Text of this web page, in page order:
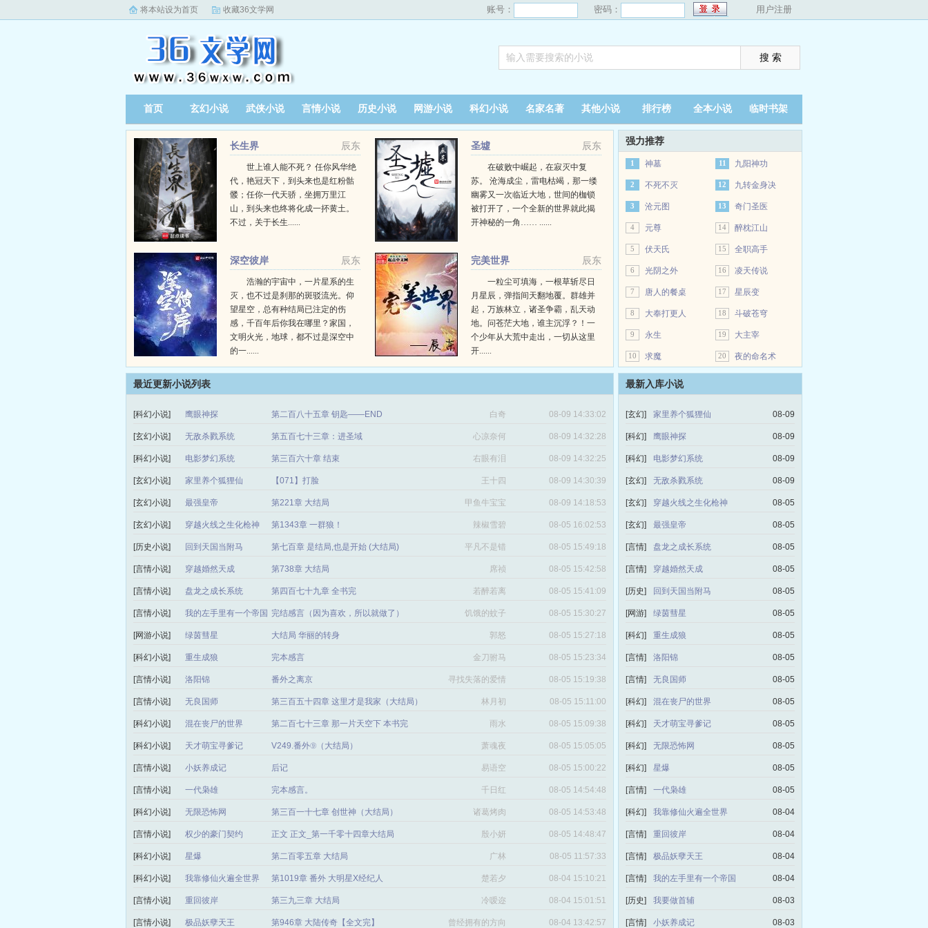
将本站设为首页 收藏36文学网 账号： 密码： 用户注册
首页 玄幻小说 武侠小说 言情小说 历史小说 网游小说 科幻小说 名家名著 其他小说 排行榜 全本小说 临时书架
辰东
长生界
世上谁人能不死？ 任你风华绝
代，艳冠天下，到头来也是红粉骷
髅；任你一代天骄，坐拥万里江
山，到头来也终将化成一抔黄土。
不过，关于长生......
辰东
圣墟
在破败中崛起，在寂灭中复
苏。 沧海成尘，雷电枯竭，那一缕
幽雾又一次临近大地，世间的枷锁
被打开了，一个全新的世界就此揭
开神秘的一角…… ......
辰东
深空彼岸
浩瀚的宇宙中，一片星系的生
灭，也不过是刹那的斑驳流光。仰
望星空，总有种结局已注定的伤
感，千百年后你我在哪里？家国，
文明火光，地球，都不过是深空中
的一......
辰东
完美世界
一粒尘可填海，一根草斩尽日
月星辰，弹指间天翻地覆。群雄并
起，万族林立，诸圣争霸，乱天动
地。问苍茫大地，谁主沉浮？！一
个少年从大荒中走出，一切从这里
开......
强力推荐
1 神墓
2 不死不灭
3 沧元图
4 元尊
5 伏天氏
6 光阴之外
7 唐人的餐桌
8 大奉打更人
9 永生
10 求魔
11 九阳神功
12 九转金身决
13 奇门圣医
14 醉枕江山
15 全职高手
16 凌天传说
17 星辰变
18 斗破苍穹
19 大主宰
20 夜的命名术
最近更新小说列表
[科幻小说] 鹰眼神探 第二百八十五章 钥匙——END 白奇 08-09 14:33:02
[玄幻小说] 无敌杀戮系统 第五百七十三章：进圣域 心凉奈何 08-09 14:32:28
[科幻小说] 电影梦幻系统 第三百六十章 结束 右眼有泪 08-09 14:32:25
[玄幻小说] 家里养个狐狸仙 【071】打脸 王十四 08-09 14:30:39
[玄幻小说] 最强皇帝 第221章 大结局 甲鱼牛宝宝 08-09 14:18:53
[玄幻小说] 穿越火线之生化枪神 第1343章 一群狼！ 辣椒雪碧 08-05 16:02:53
[历史小说] 回到天国当附马 第七百章 是结局,也是开始 (大结局) 平凡不是错 08-05 15:49:18
[言情小说] 穿越婚然天成 第738章 大结局 席祯 08-05 15:42:58
[言情小说] 盘龙之成长系统 第四百七十九章 全书完 若醉若离 08-05 15:41:09
[言情小说] 我的左手里有一个帝国 完结感言（因为喜欢，所以就做了） 饥饿的蚊子 08-05 15:30:27
[网游小说] 绿茵彗星 大结局 华丽的转身 郭怒 08-05 15:27:18
[科幻小说] 重生成狼 完本感言 金刀驸马 08-05 15:23:34
[言情小说] 洛阳锦 番外之离京 寻找失落的爱情 08-05 15:19:38
[言情小说] 无良国师 第三百五十四章 这里才是我家（大结局） 林月初 08-05 15:11:00
[科幻小说] 混在丧尸的世界 第二百七十三章 那一片天空下 本书完 雨水 08-05 15:09:38
[科幻小说] 天才萌宝寻爹记 V249.番外⑨（大结局） 萧魂夜 08-05 15:05:05
[言情小说] 小妖养成记 后记 易语空 08-05 15:00:22
[言情小说] 一代枭雄 完本感言。 千日红 08-05 14:54:48
[科幻小说] 无限恐怖网 第三百一十七章 创世神（大结局） 诸葛烤肉 08-05 14:53:48
[言情小说] 权少的豪门契约 正文 正文_第一千零十四章大结局 殷小妍 08-05 14:48:47
[科幻小说] 星爆 第二百零五章 大结局 广林 08-05 11:57:33
[科幻小说] 我靠修仙火遍全世界 第1019章 番外 大明星X经纪人 楚若夕 08-04 15:10:21
[言情小说] 重回彼岸 第三九三章 大结局 冷嗳迩 08-04 15:01:51
[言情小说] 极品妖孽天王 第946章 大陆传奇【全文完】 曾经拥有的方向 08-04 13:42:57
最新入库小说
[玄幻] 家里养个狐狸仙 08-09
[科幻] 鹰眼神探 08-09
[科幻] 电影梦幻系统 08-09
[玄幻] 无敌杀戮系统 08-09
[玄幻] 穿越火线之生化枪神 08-05
[玄幻] 最强皇帝 08-05
[言情] 盘龙之成长系统 08-05
[言情] 穿越婚然天成 08-05
[历史] 回到天国当附马 08-05
[网游] 绿茵彗星 08-05
[科幻] 重生成狼 08-05
[言情] 洛阳锦 08-05
[言情] 无良国师 08-05
[科幻] 混在丧尸的世界 08-05
[科幻] 天才萌宝寻爹记 08-05
[科幻] 无限恐怖网 08-05
[科幻] 星爆 08-05
[言情] 一代枭雄 08-05
[科幻] 我靠修仙火遍全世界 08-04
[言情] 重回彼岸 08-04
[言情] 极品妖孽天王 08-04
[言情] 我的左手里有一个帝国 08-04
[历史] 我要做首辅 08-03
[言情] 小妖养成记 08-03